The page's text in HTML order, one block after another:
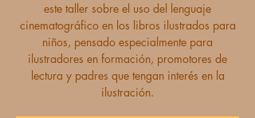
este taller sobre el uso del lenguaje
cinematográfico en los libros ilustrados para
niños, pensado especialmente para
ilustradores en formación, promotores de
lectura y padres que tengan interés en la
ilustración.